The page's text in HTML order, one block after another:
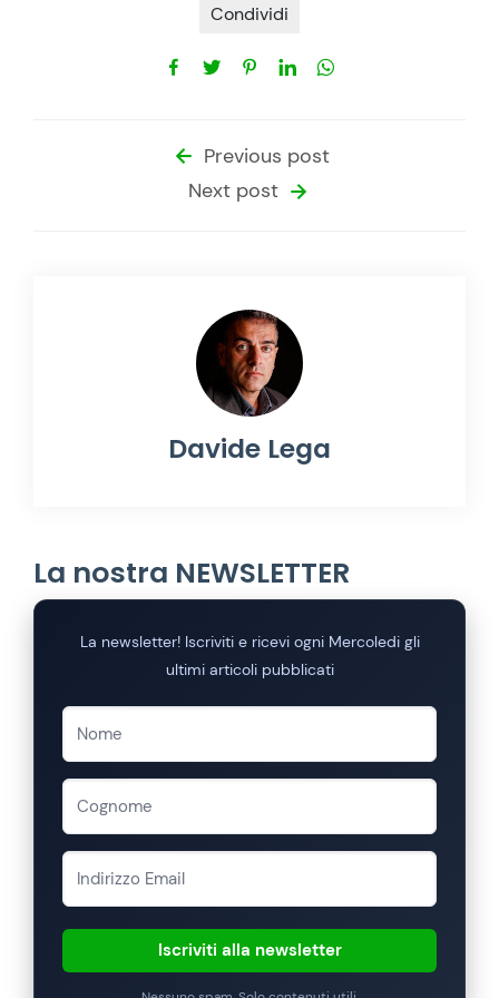
Condividi
Previous post
Next post
Davide Lega
La nostra NEWSLETTER
La newsletter! Iscriviti e ricevi ogni Mercoledi gli
ultimi articoli pubblicati
Iscriviti alla newsletter